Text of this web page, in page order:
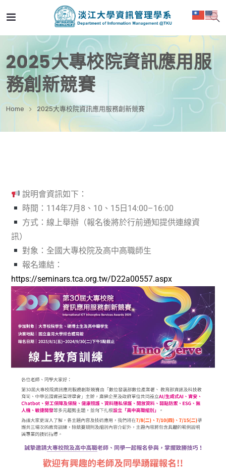
2025大專校院資訊應用服
務創新競賽
Home 2025大專校院資訊應用服務創新競賽
說明會資訊如下：
時間：114年7月8、10、15日14:00–16:00
方式：線上舉辦（報名後將於行前通知提供連線資
訊）
對象：全國大專校院及高中高職師生
報名連結：
https://seminars.tca.org.tw/D22a00557.aspx